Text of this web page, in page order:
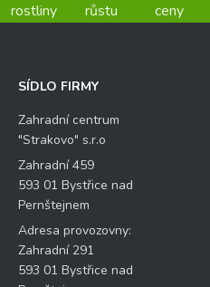
rostliny
růstu
ceny
SÍDLO FIRMY
Zahradní centrum
"Strakovo" s.r.o
Zahradní 459
593 01 Bystřice nad
Pernštejnem
Adresa provozovny:
Zahradní 291
593 01 Bystřice nad